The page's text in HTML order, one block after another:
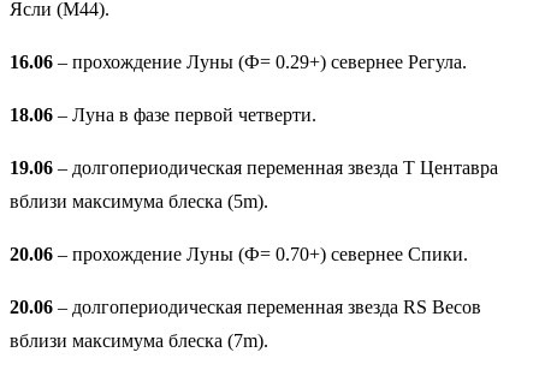
Ясли (М44).
16.06 – прохождение Луны (Ф= 0.29+) севернее Регула.
18.06 – Луна в фазе первой четверти.
19.06 – долгопериодическая переменная звезда T Центавра
вблизи максимума блеска (5m).
20.06 – прохождение Луны (Ф= 0.70+) севернее Спики.
20.06 – долгопериодическая переменная звезда RS Весов
вблизи максимума блеска (7m).